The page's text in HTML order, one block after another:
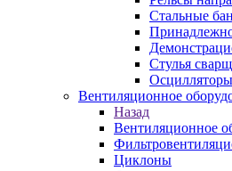
Стальные
Стулья
Осцилляторы
Вентиляционное
Назад
Вентиляционное
Циклоны